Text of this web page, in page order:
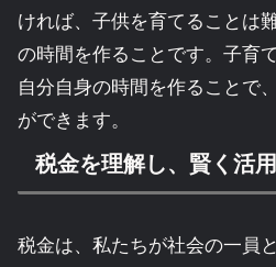
ければ、子供を育てることは
の時間を作ることです。子育
自分自身の時間を作ることで
ができます。
税金を理解し、賢く活
税金は、私たちが社会の一員